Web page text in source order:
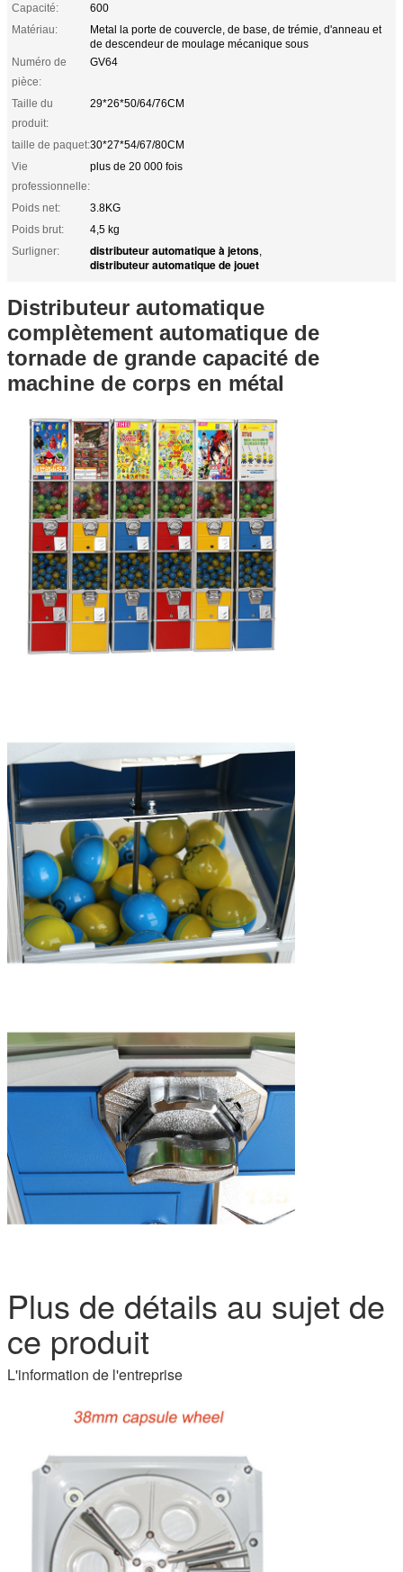
Capacité:
600
Matériau:
Metal la porte de couvercle, de base, de trémie, d'anneau et
de descendeur de moulage mécanique sous
Numéro de
pièce:
GV64
Taille du
produit:
29*26*50/64/76CM
taille de paquet:30*27*54/67/80CM
Vie
professionnelle:
plus de 20 000 fois
Poids net:
3.8KG
Poids brut:
4,5 kg
Surligner:
distributeur automatique à jetons,
distributeur automatique de jouet
Distributeur automatique
complètement automatique de
tornade de grande capacité de
machine de corps en métal
Plus de détails au sujet de
ce produit
L'information de l'entreprise